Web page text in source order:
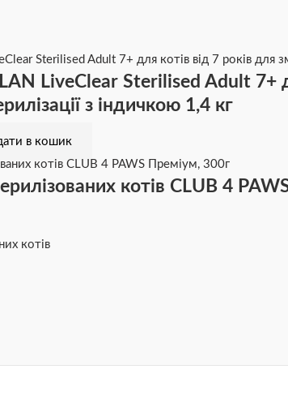
LiveClear Sterilised Adult 7+
з індичкою 1,4 кг
в кошик
котів CLUB 4
котів